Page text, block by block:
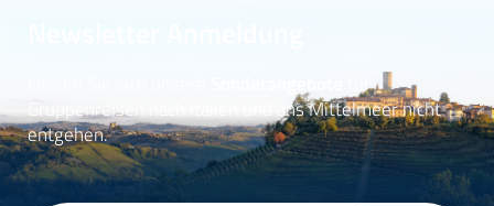
für
Gruppenreisen nach Italien und ans Mittelmeer nicht
entgehen.